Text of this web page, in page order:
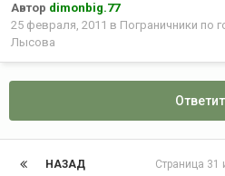
Автор dimonbig.77
25 февраля, 2011 в Пограничники по
Лысова
НАЗАД Страница 31